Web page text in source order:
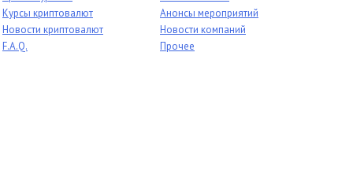
Курсы криптовалют
Новости криптовалют
F.A.Q.
Анонсы мероприятий
Новости компаний
Прочее